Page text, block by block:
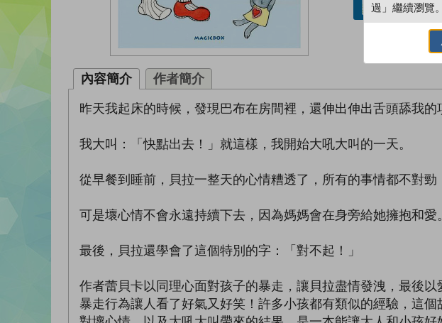
借閱實體書
內容簡介 作者簡介
昨天我起床的時候，發現巴布在房間裡，還伸出伸出舌頭舔我
我大叫：「快點出去！」就這樣，我開始大吼大叫的一天。
從早餐到睡前，貝拉一整天的心情糟透了，所有的事情都不對勁
可是壞心情不會永遠持續下去，因為媽媽會在身旁給她擁抱和愛。
最後，貝拉還學會了這個特別的字：「對不起！」
作者蕾貝卡以同理心面對孩子的暴走，讓貝拉盡情發洩，最後
暴走行為讓人看了好氣又好笑！許多小孩都有類似的經驗，這
過」繼續瀏覽。